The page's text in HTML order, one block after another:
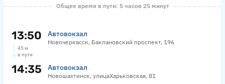
Общее время в пути: 5 часов 25 минут
13:50 Автовокзал
Новочеркасск, Баклановский проспект, 196
45 м
в пути
14:35 Автовокзал
Новошахтинск, улицаХарьковская, 81